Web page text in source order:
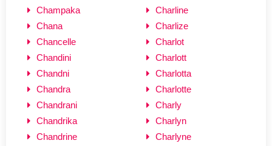
Champaka
Chana
Chancelle
Chandini
Chandni
Chandra
Chandrani
Chandrika
Chandrine
Charline
Charlize
Charlot
Charlott
Charlotta
Charlotte
Charly
Charlyn
Charlyne